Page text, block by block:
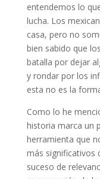
entendemos lo
lucha. Los
casa, pero no
bien sabido que
batalla por dejar
y rondar por los
esta no es la
Como lo he
historia marca un
herramienta que
más significativos
suceso de